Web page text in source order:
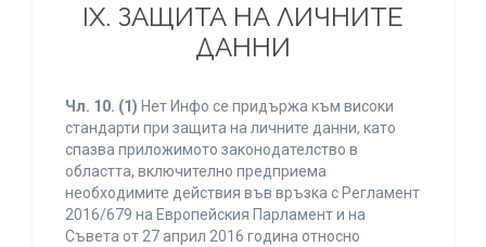
IХ. ЗАЩИТА НА ЛИЧНИТЕ
ДАННИ
Чл. 10. (1) Нет Инфо се придържа към високи
стандарти при защита на личните данни, като
спазва приложимото законодателство в
областта, включително предприема
необходимите действия във връзка с Регламент
2016/679 на Европейския Парламент и на
Съвета от 27 април 2016 година относно